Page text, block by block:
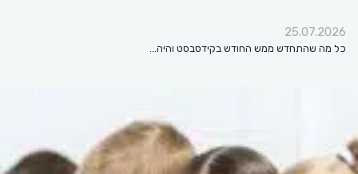
25.07.2026
כל מה שהתחדש ממש החודש בקידסבסט והיה…